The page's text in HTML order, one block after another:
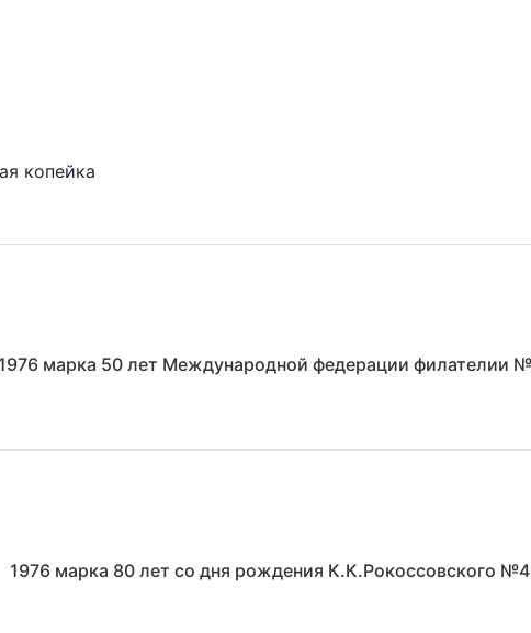
копейка
1976 марка 50 лет Международной федерации филателии
1976 марка 80 лет со дня рождения К.К.Рокоссовского